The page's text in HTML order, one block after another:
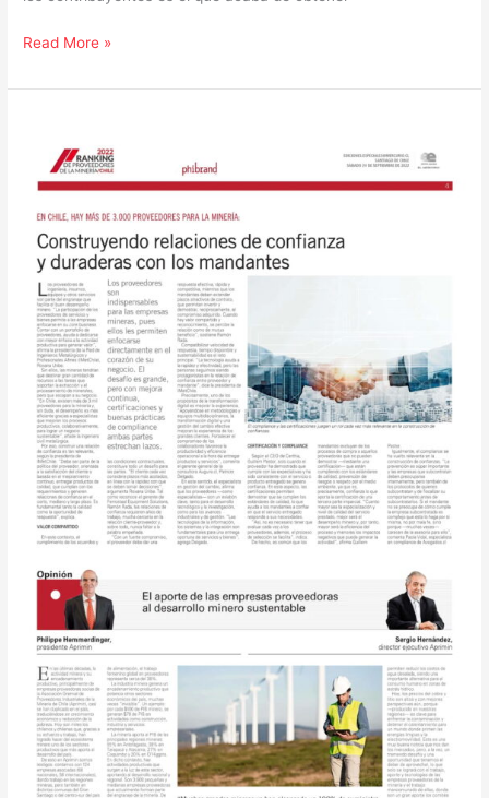
Read More »
relaciones
confianza
duraderas
con
los
mandantes